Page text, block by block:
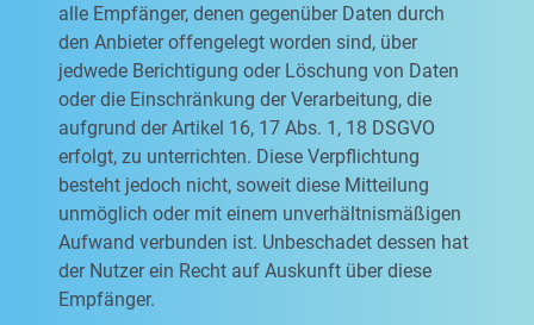
alle Empfänger, denen gegenüber Daten durch
den Anbieter offengelegt worden sind, über
jedwede Berichtigung oder Löschung von Daten
oder die Einschränkung der Verarbeitung, die
aufgrund der Artikel 16, 17 Abs. 1, 18 DSGVO
erfolgt, zu unterrichten. Diese Verpflichtung
besteht jedoch nicht, soweit diese Mitteilung
unmöglich oder mit einem unverhältnismäßigen
Aufwand verbunden ist. Unbeschadet dessen hat
der Nutzer ein Recht auf Auskunft über diese
Empfänger.